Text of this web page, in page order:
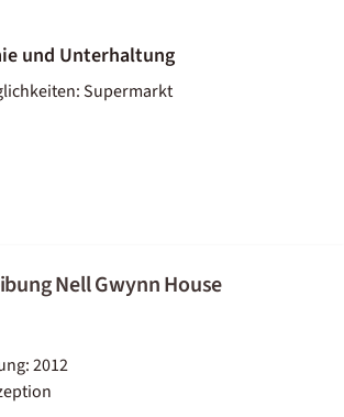
und Unterhaltung
Supermarkt
Nell Gwynn House
2012